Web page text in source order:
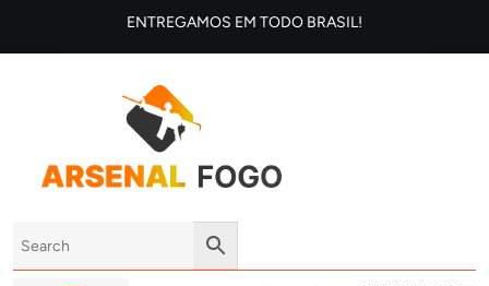
ENTREGAMOS EM TODO BRASIL!